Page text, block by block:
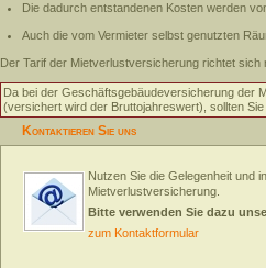
Die dadurch entstandenen Kosten werden
Auch die vom Vermieter selbst genutzten
Der Tarif der Mietverlustversicherung richtet
Da bei der Geschäftsgebäudeversicherung der
(versichert wird der Bruttojahreswert), sollten
Kontaktieren Sie uns
Nutzen Sie die Gelegenheit und
Mietverlustversicherung.
Bitte verwenden Sie dazu
zum Kontaktformular